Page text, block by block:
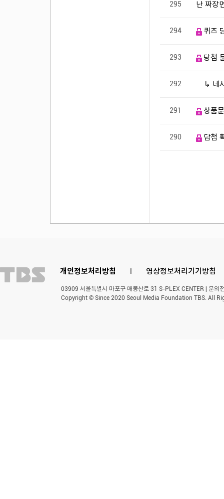
개인정보처리방침 l 영상정보처리기기방침
03909 서울특별시 마포구 매봉산로 31 S-PLEX CENTER | 문
Copyright © Since 2020 Seoul Media Foundation TBS. All